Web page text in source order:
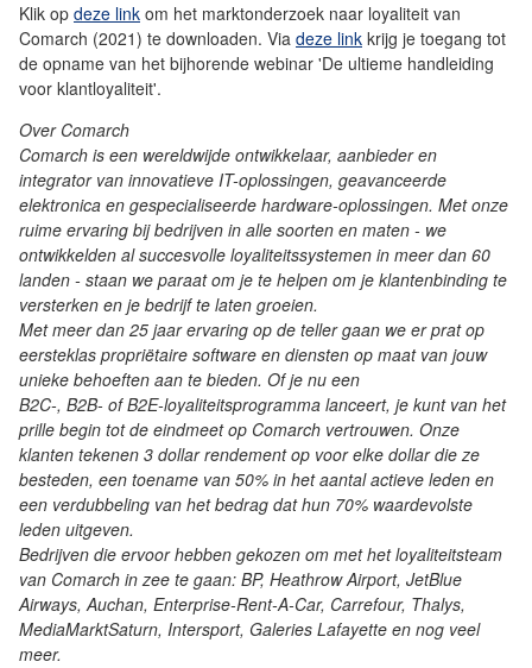
Klik op deze link om het marktonderzoek naar loyaliteit van
Comarch (2021) te downloaden. Via deze link krijg je toegang tot
de opname van het bijhorende webinar 'De ultieme handleiding
voor klantloyaliteit'.
Over Comarch
Comarch is een wereldwijde ontwikkelaar, aanbieder en
integrator van innovatieve IT-oplossingen, geavanceerde
elektronica en gespecialiseerde hardware-oplossingen. Met onze
ruime ervaring bij bedrijven in alle soorten en maten - we
ontwikkelden al succesvolle loyaliteitssystemen in meer dan 60
landen - staan we paraat om je te helpen om je klantenbinding te
versterken en je bedrijf te laten groeien.
Met meer dan 25 jaar ervaring op de teller gaan we er prat op
eersteklas propriëtaire software en diensten op maat van jouw
unieke behoeften aan te bieden. Of je nu een
B2C-, B2B- of B2E-loyaliteitsprogramma lanceert, je kunt van het
prille begin tot de eindmeet op Comarch vertrouwen. Onze
klanten tekenen 3 dollar rendement op voor elke dollar die ze
besteden, een toename van 50% in het aantal actieve leden en
een verdubbeling van het bedrag dat hun 70% waardevolste
leden uitgeven.
Bedrijven die ervoor hebben gekozen om met het loyaliteitsteam
van Comarch in zee te gaan: BP, Heathrow Airport, JetBlue
Airways, Auchan, Enterprise-Rent-A-Car, Carrefour, Thalys,
MediaMarktSaturn, Intersport, Galeries Lafayette en nog veel
meer.